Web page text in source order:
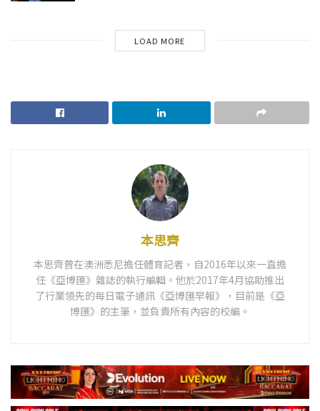
LOAD MORE
本思齊
本思齊曾在澳洲悉尼擔任體育記者，自2016年以來一直擔
任《亞博匯》雜誌的執行編輯。他於2017年4月協助推出
了行業領先的每日電子通訊《亞博匯早報》，目前是《亞
博匯》的主筆，並負責所有內容的校編。